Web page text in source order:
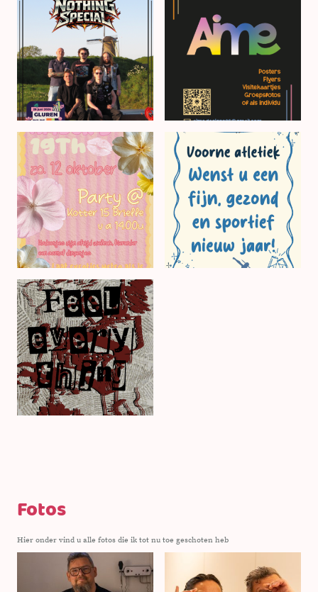
Fotos
Hier onder vind u alle fotos die ik tot nu toe geschoten heb